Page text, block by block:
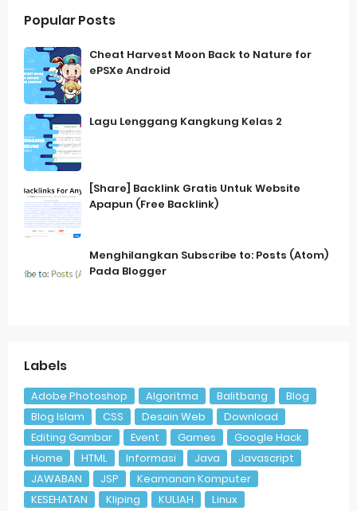
Popular Posts
Cheat Harvest Moon Back to Nature for
ePSXe Android
Lagu Lenggang Kangkung Kelas 2
[Share] Backlink Gratis Untuk Website
Apapun (Free Backlink)
Menghilangkan Subscribe to: Posts (Atom)
Pada Blogger
Labels
Adobe Photoshop Algoritma Balitbang
Blog
Blog Islam
CSS Desain Web
Download
Editing Gambar
Event Games
Google Hack
Home
HTML Informasi Java
Javascript
JAWABAN
JSP
Keamanan Komputer
KESEHATAN
Kliping KULIAH
Linux